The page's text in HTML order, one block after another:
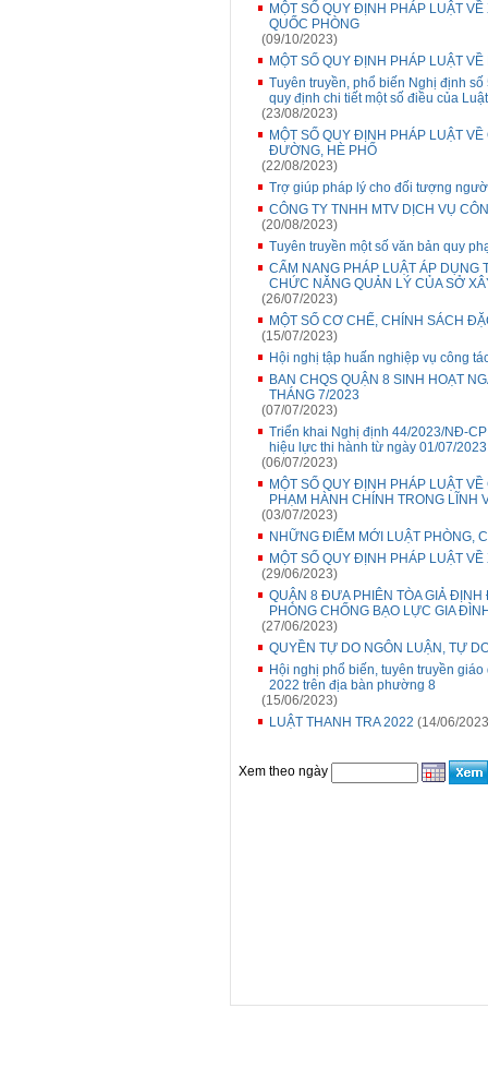
MỘT SỐ QUY ĐỊNH PHÁP LUẬT
QUỐC PHÒNG
(09/10/2023)
MỘT SỐ QUY ĐỊNH PHÁP LUẬT
Tuyên truyền, phổ biến Nghị định
quy định chi tiết một số điều của
(23/08/2023)
MỘT SỐ QUY ĐỊNH PHÁP LUẬT
ĐƯỜNG, HÈ PHỐ
(22/08/2023)
Trợ giúp pháp lý cho đối tượng
CÔNG TY TNHH MTV DỊCH VỤ
(20/08/2023)
Tuyên truyền một số văn bản quy
CẨM NANG PHÁP LUẬT ÁP DỤNG
CHỨC NĂNG QUẢN LÝ CỦA SỞ
(26/07/2023)
MỘT SỐ CƠ CHẾ, CHÍNH SÁCH
(15/07/2023)
Hội nghị tập huấn nghiệp vụ công
BAN CHQS QUẬN 8 SINH HOẠT
THÁNG 7/2023
(07/07/2023)
Triển khai Nghị định 44/2023/NĐ-
hiệu lực thi hành từ ngày 01/07/2023
(06/07/2023)
MỘT SỐ QUY ĐỊNH PHÁP LUẬT
PHẠM HÀNH CHÍNH TRONG LĨNH
(03/07/2023)
NHỮNG ĐIỂM MỚI LUẬT PHÒNG,
MỘT SỐ QUY ĐỊNH PHÁP LUẬT
(29/06/2023)
QUẬN 8 ĐƯA PHIÊN TÒA GIẢ
PHÒNG CHỐNG BẠO LỰC GIA
(27/06/2023)
QUYỀN TỰ DO NGÔN LUẬN, TỰ
Hội nghị phổ biến, tuyên truyền
2022 trên địa bàn phường 8
(15/06/2023)
LUẬT THANH TRA 2022 (14/06/
Xem theo ngày